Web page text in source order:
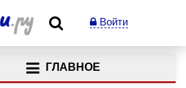
Войти
ГЛАВНОЕ